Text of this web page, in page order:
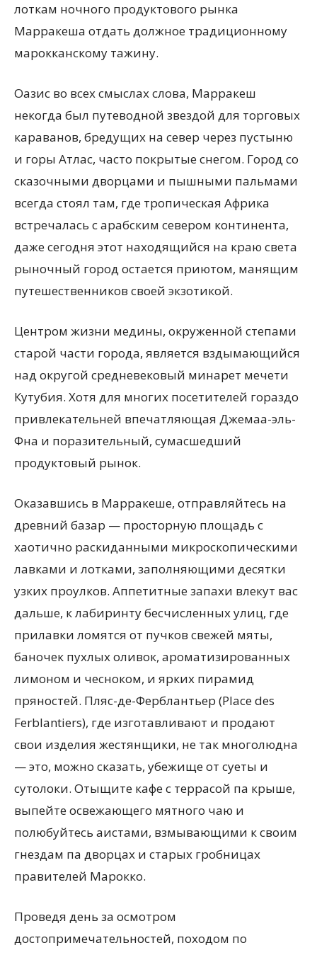
лоткам ночного продуктового рынка
Марракеша отдать должное традиционному
марокканскому тажину.
Оазис во всех смыслах слова, Марракеш
некогда был путеводной звездой для торговых
караванов, бредущих на север через пустыню
и горы Атлас, часто покрытые снегом. Город со
сказочными дворцами и пышными пальмами
всегда стоял там, где тропическая Африка
встречалась с арабским севером континента,
даже сегодня этот находящийся на краю света
рыночный город остается приютом, манящим
путешественников своей экзотикой.
Центром жизни медины, окруженной степами
старой части города, является вздымающийся
над округой средневековый минарет мечети
Кутубия. Хотя для многих посетителей гораздо
привлекательней впечатляющая Джемаа-эль-
Фна и поразительный, сумасшедший
продуктовый рынок.
Оказавшись в Марракеше, отправляйтесь на
древний базар — просторную площадь с
хаотично раскиданными микроскопическими
лавками и лотками, заполняющими десятки
узких проулков. Аппетитные запахи влекут вас
дальше, к лабиринту бесчисленных улиц, где
прилавки ломятся от пучков свежей мяты,
баночек пухлых оливок, ароматизированных
лимоном и чесноком, и ярких пирамид
пряностей. Пляс-де-Ферблантьер (Place des
Ferblantiers), где изготавливают и продают
свои изделия жестянщики, не так многолюдна
— это, можно сказать, убежище от суеты и
сутолоки. Отыщите кафе с террасой па крыше,
выпейте освежающего мятного чаю и
полюбуйтесь аистами, взмывающими к своим
гнездам па дворцах и старых гробницах
правителей Марокко.
Проведя день за осмотром
достопримечательностей, походом по